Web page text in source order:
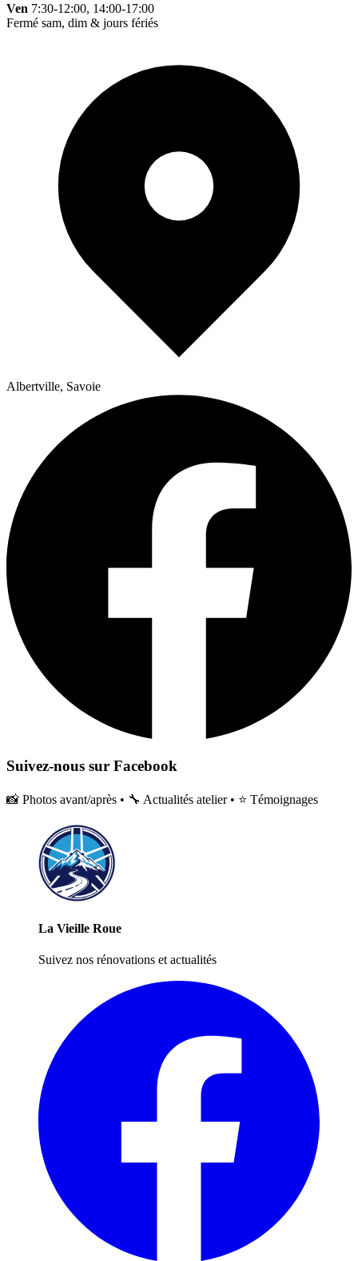
Ven 7:30-12:00, 14:00-17:00
Fermé sam, dim & jours fériés
Albertville, Savoie
Suivez-nous sur Facebook
📸 Photos avant/après • 🔧 Actualités atelier • ⭐ Témoignages
La Vieille Roue
Suivez nos rénovations et actualités